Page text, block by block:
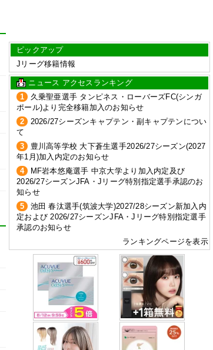
ピックアップ
Jリーグ移籍情報
ニュース アクセスランキング
1
久乗聖亜選手 タンピネス・ローバーズFC(シンガ
ポール)より完全移籍加入のお知らせ
2
2026/27シーズンキャプテン・副キャプテンについ
て
3
豊川高等学校 大下蒼生選手2026/27シーズン(2027
年1月)加入内定のお知らせ
4
MF岩本悠庵選手 中京大学より加入内定及び
2026/27シーズンJFA・Jリーグ特別指定選手承認のお
知らせ
5
池田 春汰選手(筑波大学)2027/28シーズン新加入内
定および 2026/27シーズンJFA・Jリーグ特別指定選手
承認のお知らせ
ランキングページを表示